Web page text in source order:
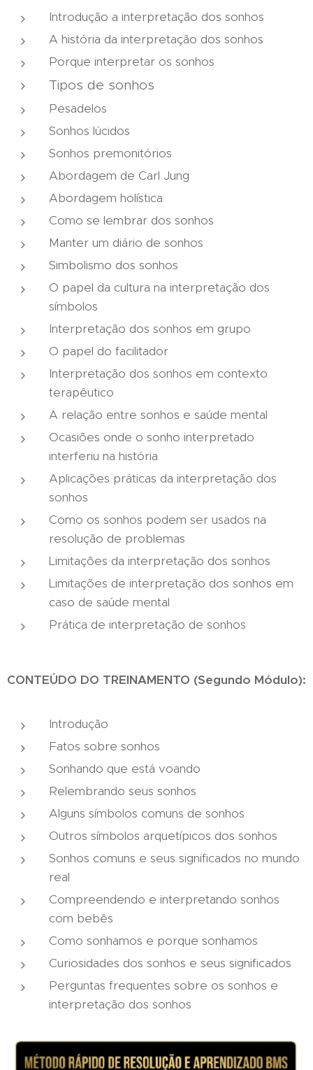
Introdução a interpretação dos sonhos
A história da interpretação dos sonhos
Porque interpretar os sonhos
Tipos de sonhos
Pesadelos
Sonhos lúcidos
Sonhos premonitórios
Abordagem de Carl Jung
Abordagem holística
Como se lembrar dos sonhos
Manter um diário de sonhos
Simbolismo dos sonhos
O papel da cultura na interpretação dos
símbolos
Interpretação dos sonhos em grupo
O papel do facilitador
Interpretação dos sonhos em contexto
terapêutico
A relação entre sonhos e saúde mental
Ocasiões onde o sonho interpretado
interferiu na história
Aplicações práticas da interpretação dos
sonhos
Como os sonhos podem ser usados na
resolução de problemas
Limitações da interpretação dos sonhos
Limitações de interpretação dos sonhos em
caso de saúde mental
Prática de interpretação de sonhos
CONTEÚDO DO TREINAMENTO (Segundo Módulo):
Introdução
Fatos sobre sonhos
Sonhando que está voando
Relembrando seus sonhos
Alguns símbolos comuns de sonhos
Outros símbolos arquetípicos dos sonhos
Sonhos comuns e seus significados no mundo
real
Compreendendo e interpretando sonhos
com bebês
Como sonhamos e porque sonhamos
Curiosidades dos sonhos e seus significados
Perguntas frequentes sobre os sonhos e
interpretação dos sonhos